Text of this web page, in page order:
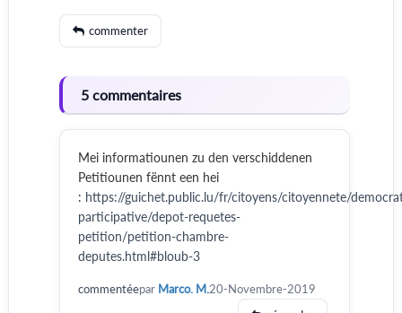
commenter
5 commentaires
Mei informatiounen zu den verschiddenen
Petitiounen fënnt een hei
: https://guichet.public.lu/fr/citoyens/citoyennete/
participative/depot-requetes-
petition/petition-chambre-
deputes.html#bloub-3
commentéepar Marco. M.20-Novembre-2019